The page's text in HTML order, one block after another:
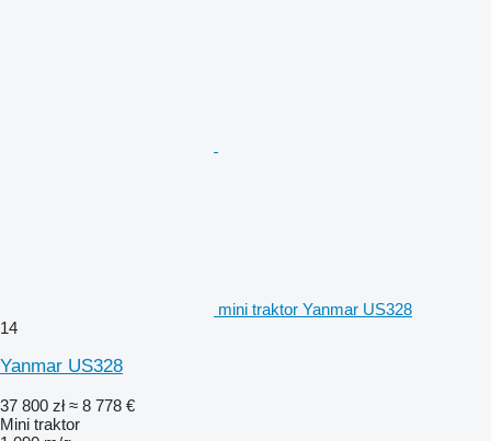
mini traktor Yanmar US328
14
Yanmar US328
37 800 zł ≈ 8 778 €
Mini traktor